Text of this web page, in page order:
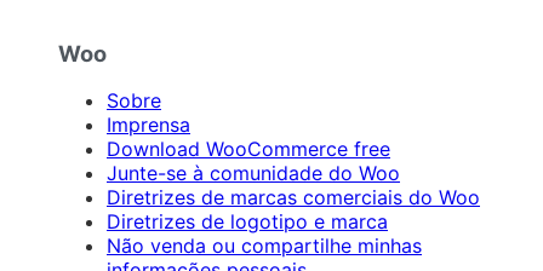
Woo
Sobre
Imprensa
Download WooCommerce free
Junte-se à comunidade do Woo
Diretrizes de marcas comerciais do Woo
Diretrizes de logotipo e marca
Não venda ou compartilhe minhas